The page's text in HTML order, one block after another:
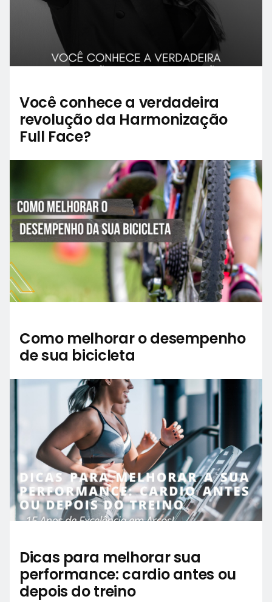
Você conhece a verdadeira
revolução da Harmonização
Full Face?
Como melhorar o desempenho
de sua bicicleta
Dicas para melhorar sua
performance: cardio antes ou
depois do treino